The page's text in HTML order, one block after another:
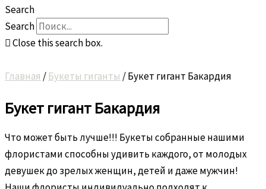
Search
Search
Close this search box.
Главная / Букеты гиганты / Букет гигант Бакардия
Букет гигант Бакардия
Что может быть лучше!!! Букеты собранные нашими
флористами способны удивить каждого, от молодых
девушек до зрелых женщин, детей и даже мужчин!